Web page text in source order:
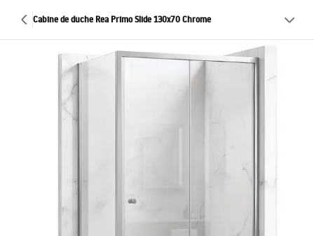
Cabine de duche Rea Primo Slide 130x70 Chrome